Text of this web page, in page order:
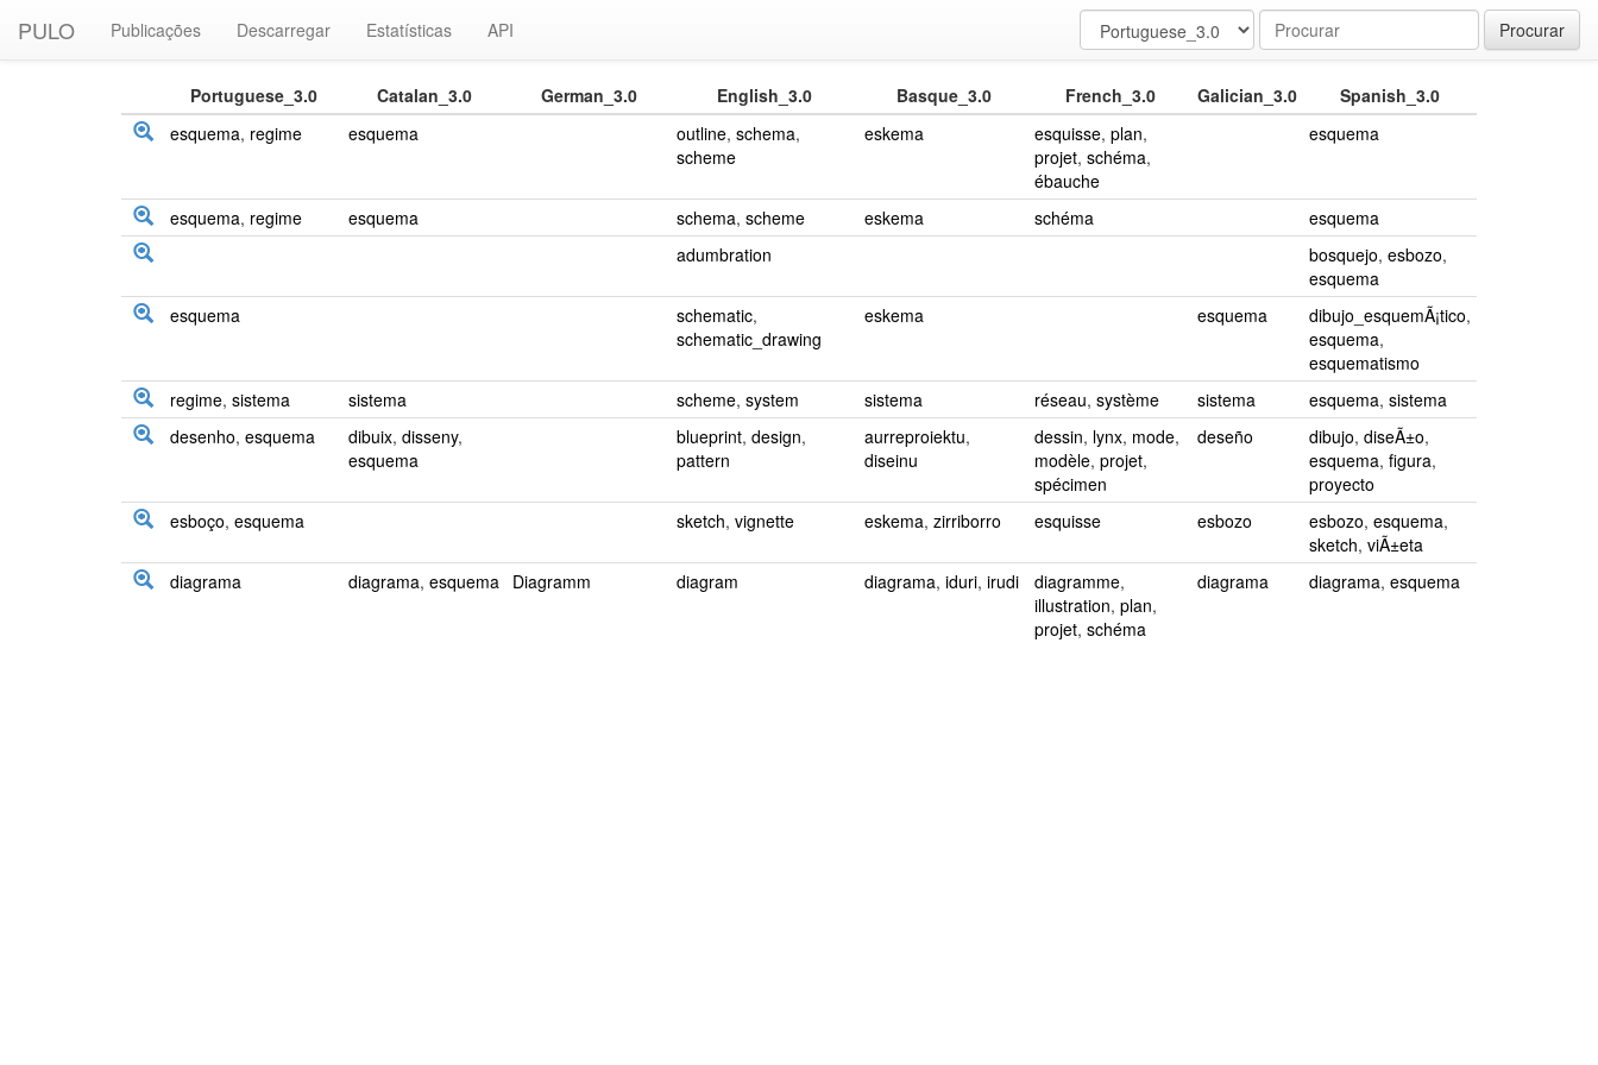
PULO Publicações Descarregar Estatísticas API Procurar
Portuguese_3.0 Catalan_3.0 German_3.0 English_3.0 Basque_3.0 French_3.0 Galician_3.0
Spanish_3.0
esquema, regime esquema outline, schema,
scheme
eskema esquisse, plan,
projet, schéma,
ébauche
esquema
esquema, regime esquema schema, scheme eskema schéma
esquema
adumbration
bosquejo, esbozo,
esquema
esquema
schematic,
schematic_drawing
eskema esquema dibujo_esquemÃ¡tico,
esquema,
esquematismo
regime, sistema sistema scheme, system sistema réseau, système sistema esquema, sistema
desenho, esquema dibuix, disseny,
esquema
blueprint, design,
pattern
aurreproiektu,
diseinu
dessin, lynx, mode,
modèle, projet,
spécimen
deseño dibujo, diseÃ±o,
esquema, figura,
proyecto
esboço, esquema sketch, vignette eskema, zirriborro esquisse esbozo esbozo, esquema,
sketch, viÃ±eta
diagrama
diagrama, esquema Diagramm diagram diagrama, iduri, irudi diagramme,
illustration, plan,
projet, schéma
diagrama diagrama, esquema